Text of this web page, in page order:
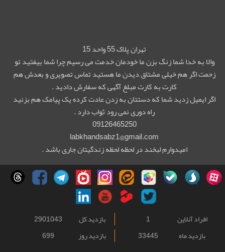
تهران پلاک 55 واحد 15
والا به خدا شما زنگ بزن ما خودمان خدمت می رسیم چرا شما بیفتید تو
زحمت اگر هم خیلی مشتاق دیدن ما هستید تماس تصویری و بعدش هم
کارت به کارت مبلغ آگهی که سفارش دادید .
اگر ایمیل زدید شما که دستتان به زدن عادت کرده یک پیامک هم بزنید
راه دوری نمی رود ثواب دارد .
09126465250
labkhandsabz1@gmail.com
امیدوارم لبخند در لحظه لحظه زندگیتان جاری باشد .
افراد آنلاین 1 بازدید کل
2901043
بازدید ماه
33445 بازدید روز 699